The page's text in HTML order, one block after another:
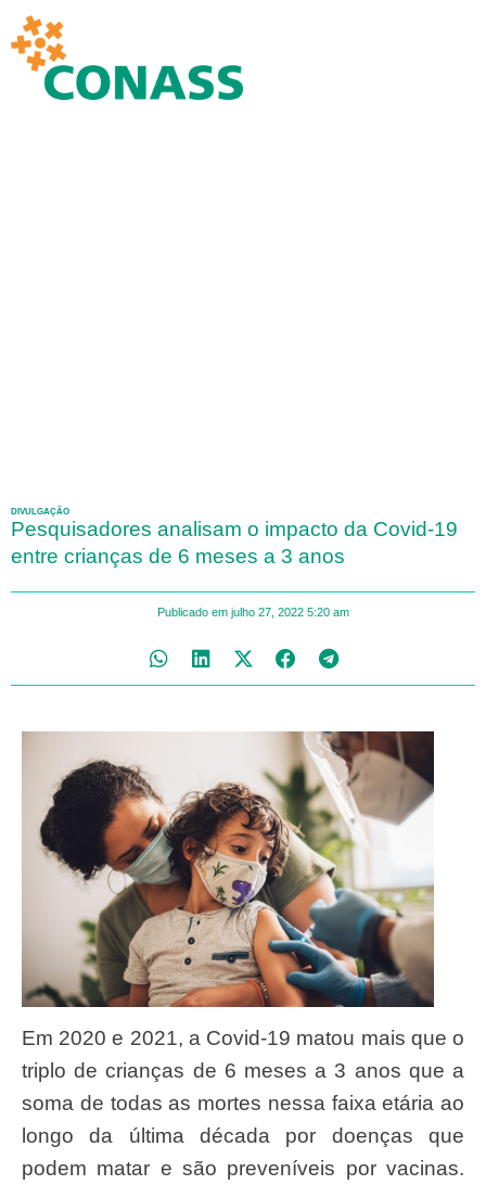
DIVULGAÇÃO
Pesquisadores analisam o impacto da Covid-19
entre crianças de 6 meses a 3 anos
Publicado em julho 27, 2022 5:20 am
Em 2020 e 2021, a Covid-19 matou mais que o
triplo de crianças de 6 meses a 3 anos que a
soma de todas as mortes nessa faixa etária ao
longo da última década por doenças que
podem matar e são preveníveis por vacinas.